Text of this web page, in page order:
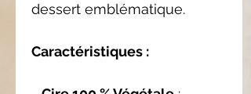
dessert emblématique.
Caractéristiques :